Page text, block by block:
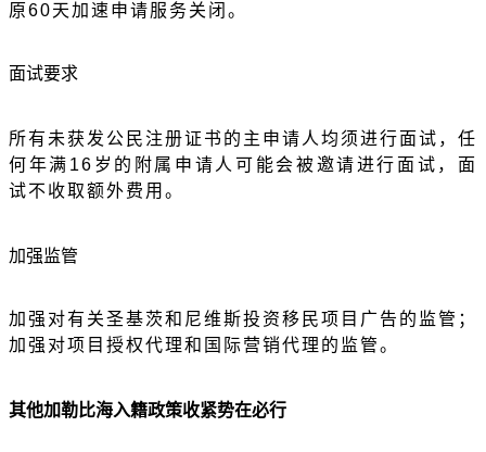
原60天加速申请服务关闭。
面试要求
所有未获发公民注册证书的主申请人均须进行面试，任
何年满 16岁的附属申请人可能会被邀请进行面试，面
试不收取额外费用。
加强监管
加强对有关圣基茨和尼维斯投资移民项目广告的监管；
加强对项目授权代理和国际营销代理的监管。
其他加勒比海入籍政策收紧势在必行